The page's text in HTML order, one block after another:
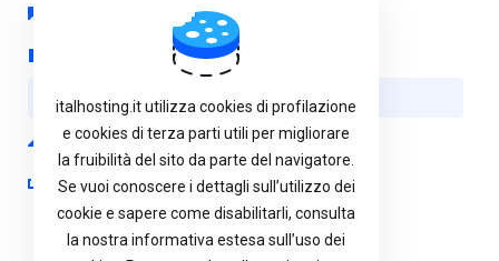
Archivio Domande
Download
Stato del Network
Apri Ticket
italhosting.it utilizza cookies di profilazione
e cookies di terza parti utili per migliorare
la fruibilità del sito da parte del navigatore.
Se vuoi conoscere i dettagli sull’utilizzo dei
cookie e sapere come disabilitarli, consulta
la nostra informativa estesa sull’uso dei